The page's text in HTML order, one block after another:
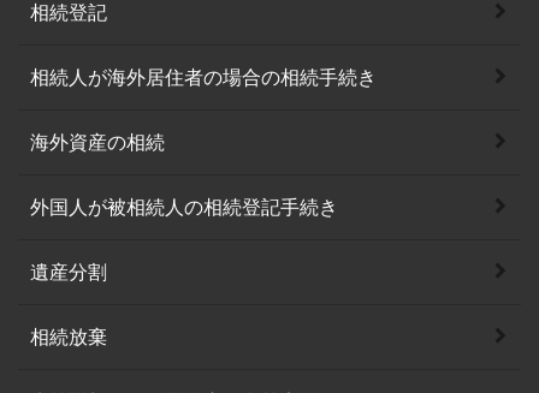
相続登記
相続人が海外居住者の場合の相続手続き
海外資産の相続
外国人が被相続人の相続登記手続き
遺産分割
相続放棄